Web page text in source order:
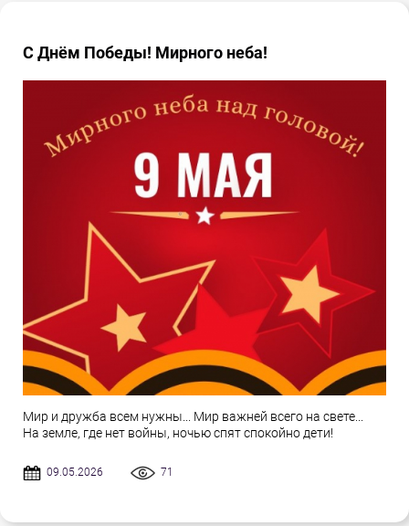
С Днём Победы! Мирного неба!
Мир и дружба всем нужны... Мир важней всего на свете...
На земле, где нет войны, ночью спят спокойно дети!
09.05.2026 71